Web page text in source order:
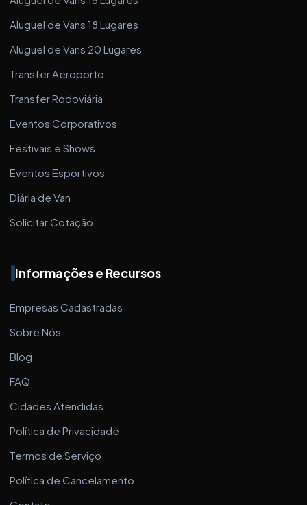
Aluguel de Vans 18 Lugares
Aluguel de Vans 20 Lugares
Transfer Aeroporto
Transfer Rodoviária
Eventos Corporativos
Festivais e Shows
Eventos Esportivos
Diária de Van
Solicitar Cotação
Informações e Recursos
Empresas Cadastradas
Sobre Nós
Blog
FAQ
Cidades Atendidas
Política de Privacidade
Termos de Serviço
Política de Cancelamento